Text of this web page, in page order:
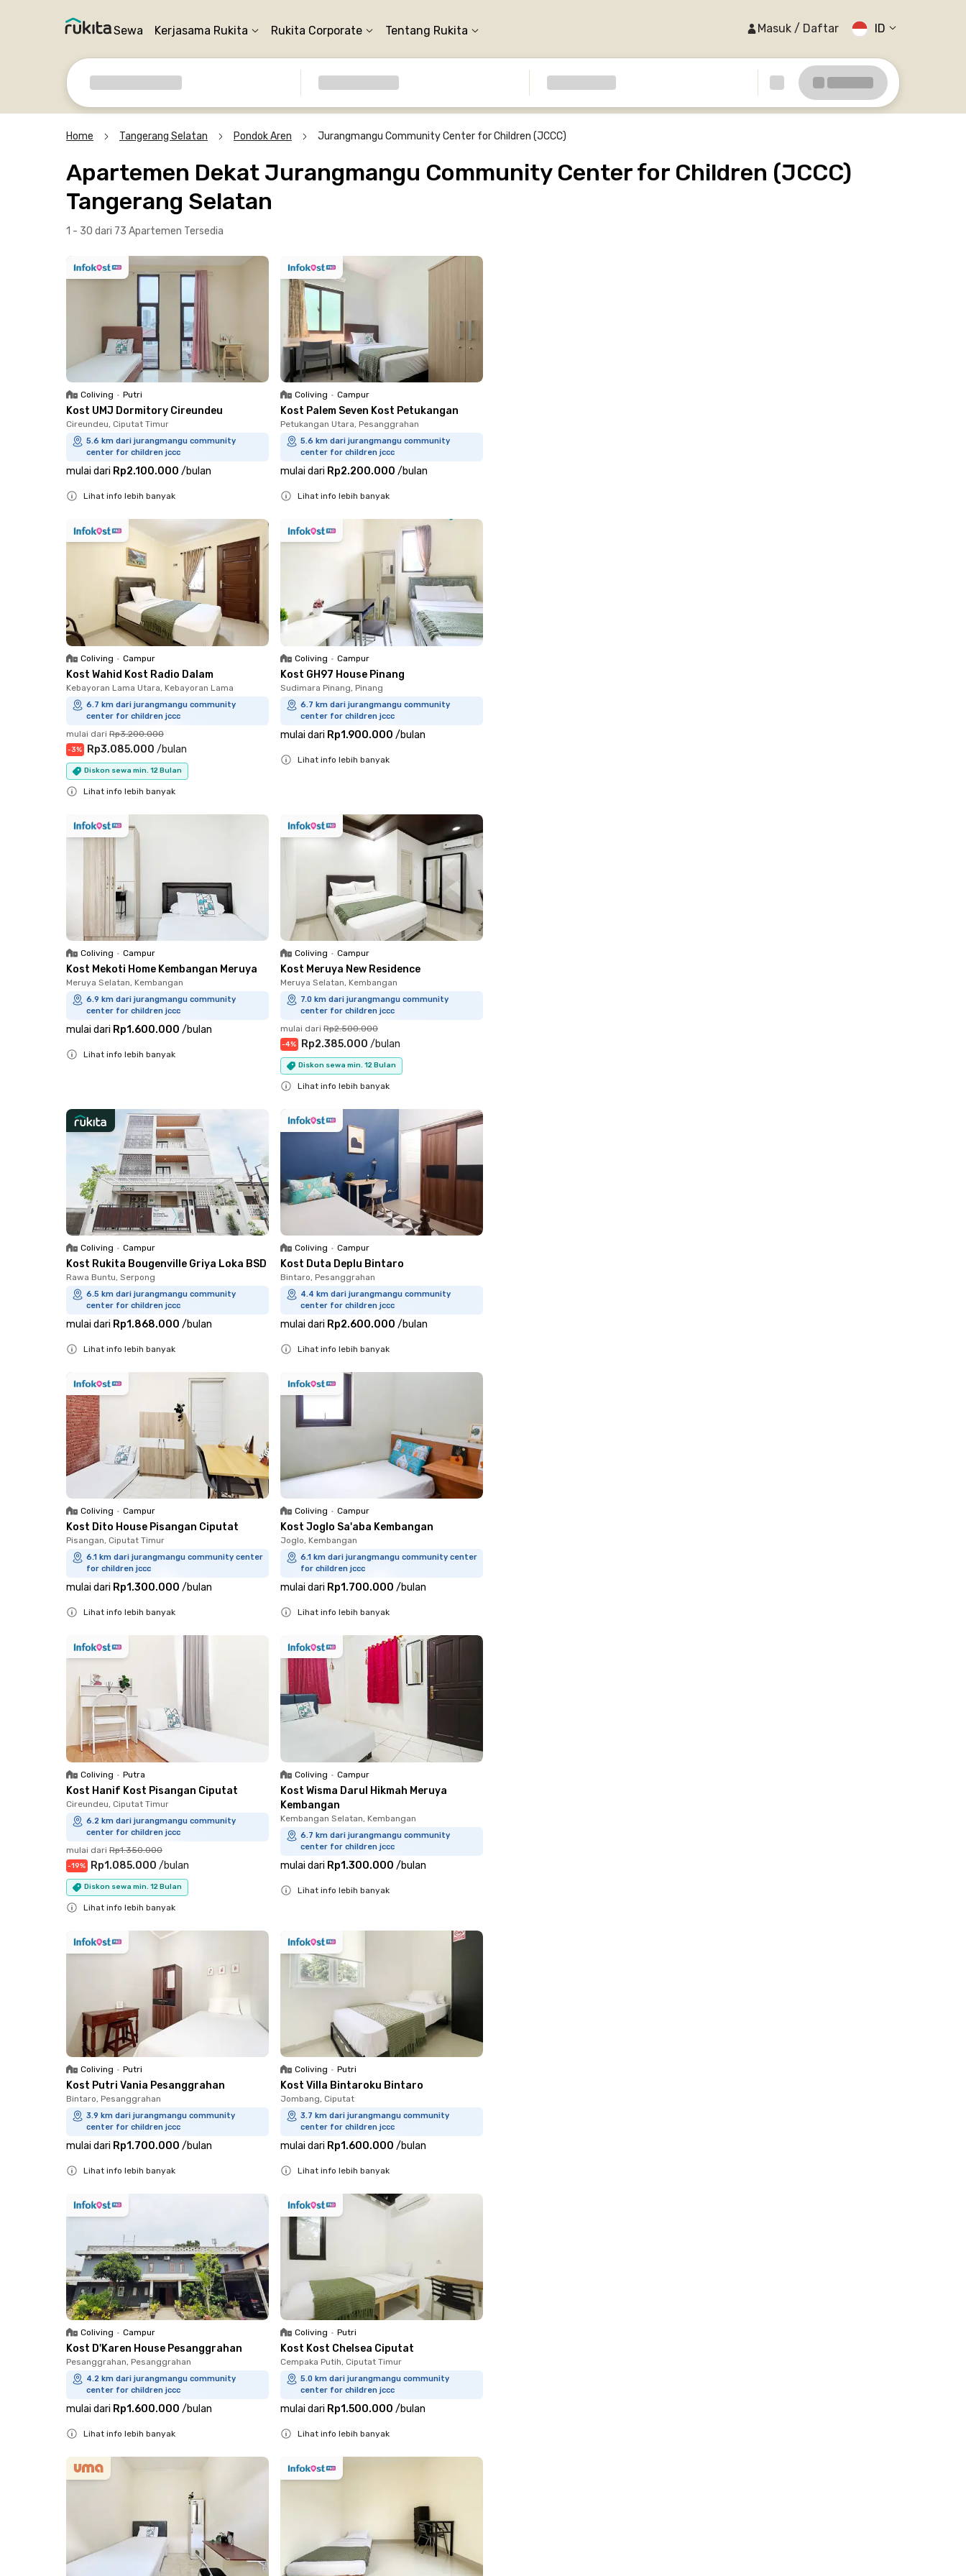
Sewa Kerjasama Rukita Rukita Corporate Tentang Rukita Masuk / Daftar ID
Home Tangerang Selatan Pondok Aren Jurangmangu Community Center for Children (JCCC)
Apartemen Dekat Jurangmangu Community Center for Children (JCCC)
Tangerang Selatan
1 - 30 dari 73 Apartemen Tersedia
Coliving • Putri
Kost UMJ Dormitory Cireundeu
Cireundeu, Ciputat Timur
5.6 km dari jurangmangu community
center for children jccc
mulai dari Rp2.100.000 /bulan
Lihat info lebih banyak
Coliving • Campur
Kost Palem Seven Kost Petukangan
Petukangan Utara, Pesanggrahan
5.6 km dari jurangmangu community
center for children jccc
mulai dari Rp2.200.000 /bulan
Lihat info lebih banyak
Coliving • Campur
Kost Wahid Kost Radio Dalam
Kebayoran Lama Utara, Kebayoran Lama
6.7 km dari jurangmangu community
center for children jccc
mulai dari Rp3.200.000
-3% Rp3.085.000 /bulan
Diskon sewa min. 12 Bulan
Lihat info lebih banyak
Coliving • Campur
Kost GH97 House Pinang
Sudimara Pinang, Pinang
6.7 km dari jurangmangu community
center for children jccc
mulai dari Rp1.900.000 /bulan
Lihat info lebih banyak
Coliving • Campur
Kost Mekoti Home Kembangan Meruya
Meruya Selatan, Kembangan
6.9 km dari jurangmangu community
center for children jccc
mulai dari Rp1.600.000 /bulan
Lihat info lebih banyak
Coliving • Campur
Kost Meruya New Residence
Meruya Selatan, Kembangan
7.0 km dari jurangmangu community
center for children jccc
mulai dari Rp2.500.000
-4% Rp2.385.000 /bulan
Diskon sewa min. 12 Bulan
Lihat info lebih banyak
Coliving • Campur
Kost Rukita Bougenville Griya Loka BSD
Rawa Buntu, Serpong
6.5 km dari jurangmangu community
center for children jccc
mulai dari Rp1.868.000 /bulan
Lihat info lebih banyak
Coliving • Campur
Kost Duta Deplu Bintaro
Bintaro, Pesanggrahan
4.4 km dari jurangmangu community
center for children jccc
mulai dari Rp2.600.000 /bulan
Lihat info lebih banyak
Coliving • Campur
Kost Dito House Pisangan Ciputat
Pisangan, Ciputat Timur
6.1 km dari jurangmangu community center
for children jccc
mulai dari Rp1.300.000 /bulan
Lihat info lebih banyak
Coliving • Campur
Kost Joglo Sa'aba Kembangan
Joglo, Kembangan
6.1 km dari jurangmangu community center
for children jccc
mulai dari Rp1.700.000 /bulan
Lihat info lebih banyak
Coliving • Putra
Kost Hanif Kost Pisangan Ciputat
Cireundeu, Ciputat Timur
6.2 km dari jurangmangu community
center for children jccc
mulai dari Rp1.350.000
-19% Rp1.085.000 /bulan
Diskon sewa min. 12 Bulan
Lihat info lebih banyak
Coliving • Campur
Kost Wisma Darul Hikmah Meruya
Kembangan
Kembangan Selatan, Kembangan
6.7 km dari jurangmangu community
center for children jccc
mulai dari Rp1.300.000 /bulan
Lihat info lebih banyak
Coliving • Putri
Kost Putri Vania Pesanggrahan
Bintaro, Pesanggrahan
3.9 km dari jurangmangu community
center for children jccc
mulai dari Rp1.700.000 /bulan
Lihat info lebih banyak
Coliving • Putri
Kost Villa Bintaroku Bintaro
Jombang, Ciputat
3.7 km dari jurangmangu community
center for children jccc
mulai dari Rp1.600.000 /bulan
Lihat info lebih banyak
Coliving • Campur
Kost D'Karen House Pesanggrahan
Pesanggrahan, Pesanggrahan
4.2 km dari jurangmangu community
center for children jccc
mulai dari Rp1.600.000 /bulan
Lihat info lebih banyak
Coliving • Putri
Kost Kost Chelsea Ciputat
Cempaka Putih, Ciputat Timur
5.0 km dari jurangmangu community
center for children jccc
mulai dari Rp1.500.000 /bulan
Lihat info lebih banyak